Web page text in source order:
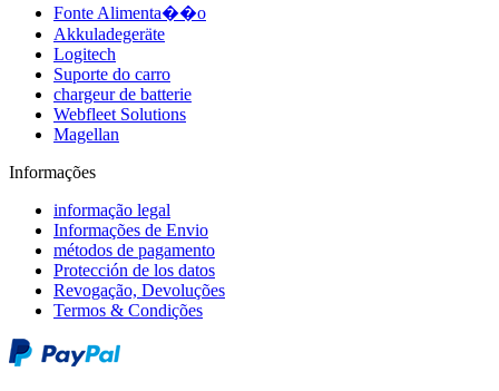
Fonte Alimenta��o
Akkuladegeräte
Logitech
Suporte do carro
chargeur de batterie
Webfleet Solutions
Magellan
Informações
informação legal
Informações de Envio
métodos de pagamento
Protección de los datos
Revogação, Devoluções
Termos & Condições